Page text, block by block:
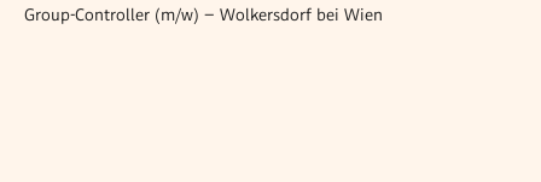
Group-Controller (m/w) – Wolkersdorf bei Wien